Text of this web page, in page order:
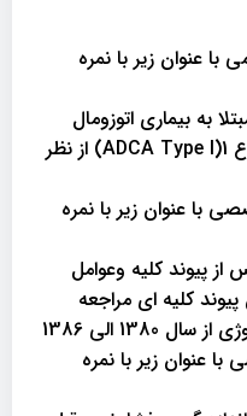
با عنوان زیر با نمره
به بیماری اتوزومال
دومینیت سر بلارآتاکسی نوع 1(ADCA Type l) از نظر
با عنوان زیر با نمره
پیوند کلیه وعوامل
کلیه ای مراجعه
الی 1386
با عنوان زیر با نمره